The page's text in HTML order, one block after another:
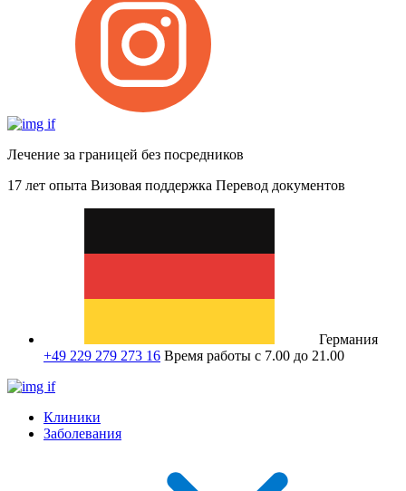
Лечение за границей без посредников
17 лет опыта Визовая поддержка Перевод документов
Германия
+49 229 279 273 16 Время работы с 7.00 до 21.00
Клиники
Заболевания